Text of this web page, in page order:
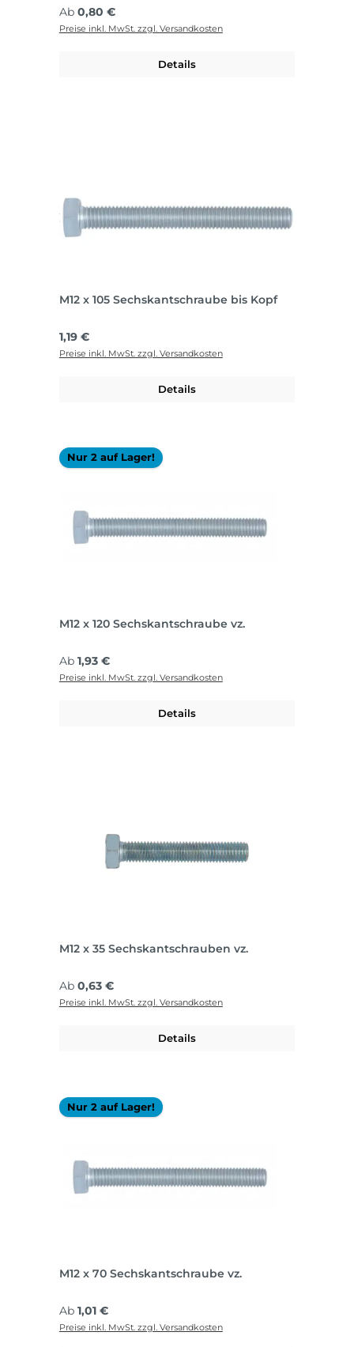
Regulärer Preis:
Ab 0,80 €
Preise inkl. MwSt. zzgl. Versandkosten
Details
M12 x 105 Sechskantschraube bis Kopf
Regulärer Preis:
1,19 €
Preise inkl. MwSt. zzgl. Versandkosten
Details
Nur 2 auf Lager!
M12 x 120 Sechskantschraube vz.
Regulärer Preis:
Ab 1,93 €
Preise inkl. MwSt. zzgl. Versandkosten
Details
M12 x 35 Sechskantschrauben vz.
Regulärer Preis:
Ab 0,63 €
Preise inkl. MwSt. zzgl. Versandkosten
Details
Nur 2 auf Lager!
M12 x 70 Sechskantschraube vz.
Regulärer Preis:
Ab 1,01 €
Preise inkl. MwSt. zzgl. Versandkosten